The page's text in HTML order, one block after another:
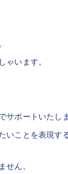
います。
ポートいたしま
ことを表現す
ん。